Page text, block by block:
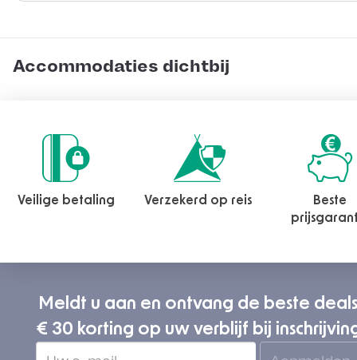
Accommodaties dichtbij
Veilige betaling Verzekerd op reis
Beste
Meldt u aan en ontvang de beste deals
€ 30 korting op uw verblijf bij